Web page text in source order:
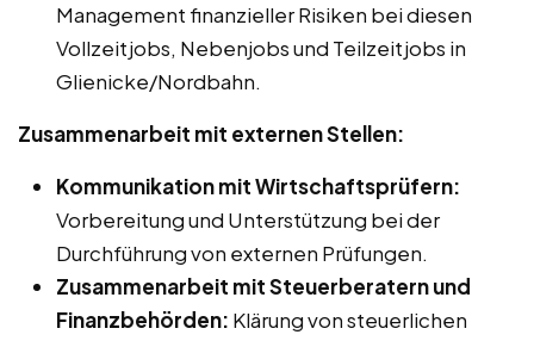
Management finanzieller Risiken bei diesen
Vollzeitjobs, Nebenjobs und Teilzeitjobs in
Glienicke/Nordbahn.
Zusammenarbeit mit externen Stellen:
Kommunikation mit Wirtschaftsprüfern:
Vorbereitung und Unterstützung bei der
Durchführung von externen Prüfungen.
Zusammenarbeit mit Steuerberatern und
Finanzbehörden: Klärung von steuerlichen